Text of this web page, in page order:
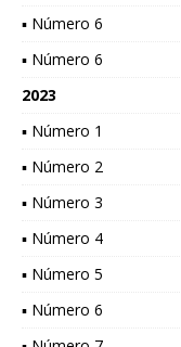
▪ Número 6
▪ Número 6
2023
▪ Número 1
▪ Número 2
▪ Número 3
▪ Número 4
▪ Número 5
▪ Número 6